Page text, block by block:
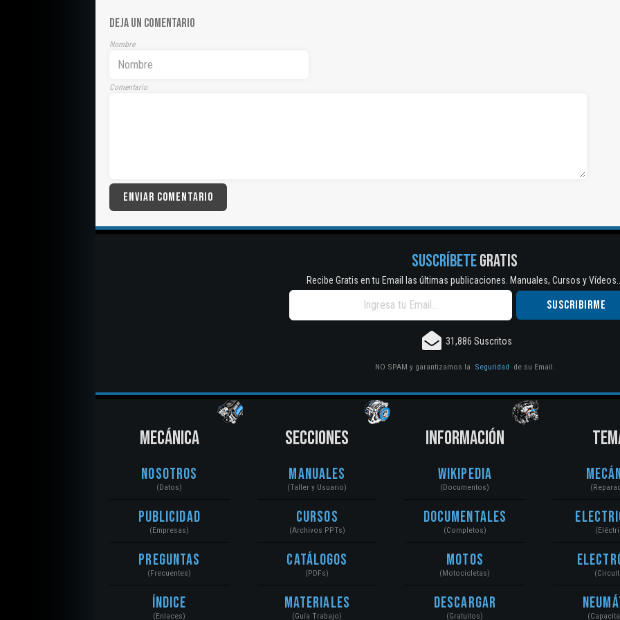
DEJA UN COMENTARIO
Nombre
Comentario
SUSCRÍBETEGRATIS
Recibe Gratis en tu Email las últimas publicaciones. Manuales, Cursos y
31,886 Suscritos
NO SPAM y garantizamos la Seguridad de su Email.
MECÁNICA
Nosotros
(Datos)
Publicidad
(Empresas)
Preguntas
(Frecuentes)
Índice
(Enlaces)
SECCIONES
Manuales
(Taller y Usuario)
Cursos
(Archivos PPTs)
Catálogos
(PDFs)
Materiales
(Guía Trabajo)
INFORMACIÓN
Wikipedia
(Documentos)
Documentales
(Completos)
Motos
(Motocicletas)
Descargar
(Gratuitos)